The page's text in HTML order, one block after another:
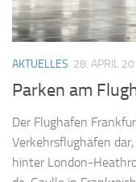
AKTUELLES 28. APRIL
Parken am
Der Flughafen
Verkehrsflughäfen
hinter London-